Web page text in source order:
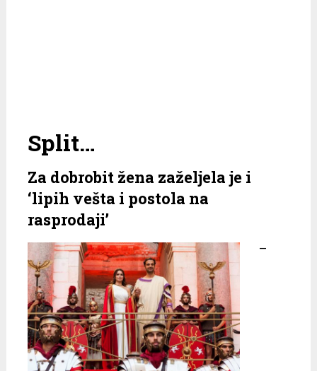
Split…
Za dobrobit žena zaželjela je i
‘lipih vešta i postola na
rasprodaji’
–